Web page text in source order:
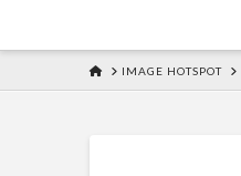
HOMEIMAGE HOTSPOT